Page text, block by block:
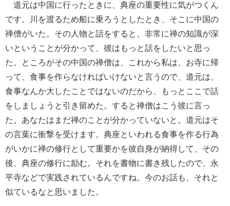
道元は中国に行ったときに、典座の重要性に気がつくん
です。川を渡るため船に乗ろうとしたとき、そこに中国の
禅僧がいた。その人物と話をすると、非常に禅の知識が深
いということが分かって、彼はもっと話をしたいと思っ
た。ところがその中国の禅僧は、これから私は、お寺に帰
って、食事を作らなければいけないと言うので、道元は、
食事なんか大したことではないのだから、もっとここで話
をしましょうと引き留めた。すると禅僧はこう彼に言っ
た。あなたはまだ禅のことが分かっていないと。道元はそ
の言葉に衝撃を受けます。典座といわれる食事を作る行為
がいかに禅の修行として重要かを彼自身が納得して、その
後、典座の修行に励む。それを書物に書き残したので、永
平寺などで実践されているんですね。今のお話も、それと
似ているなと思いました。